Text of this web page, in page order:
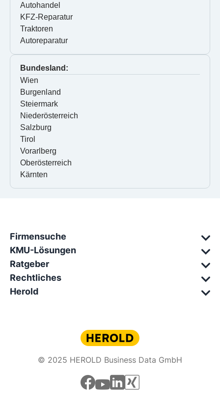
Autohandel
KFZ-Reparatur
Traktoren
Autoreparatur
Bundesland:
Wien
Burgenland
Steiermark
Niederösterreich
Salzburg
Tirol
Vorarlberg
Oberösterreich
Kärnten
Firmensuche
KMU-Lösungen
Ratgeber
Rechtliches
Herold
© 2025 HEROLD Business Data GmbH